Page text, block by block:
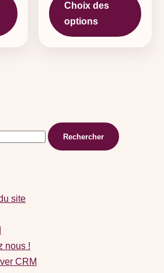
Choix des
options
site
nous !
CRM